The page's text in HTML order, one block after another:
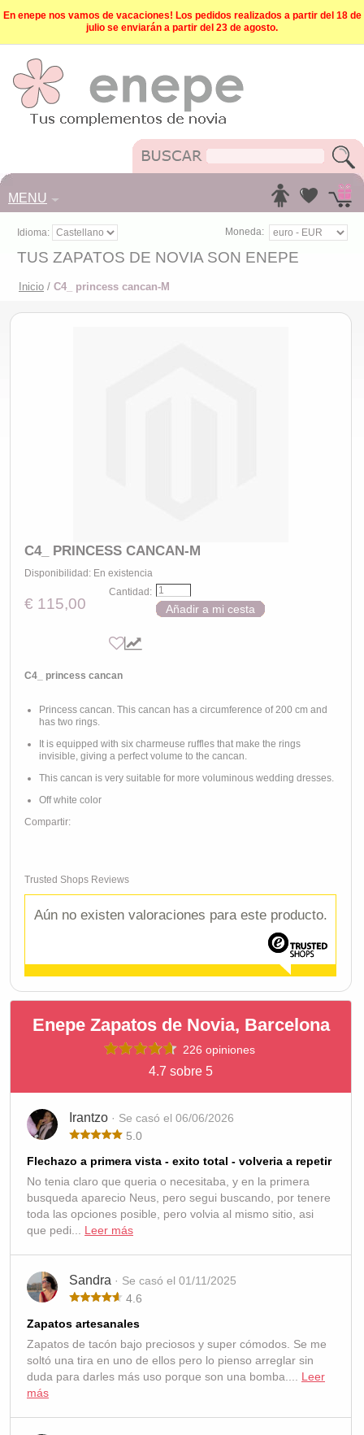
En enepe nos vamos de vacaciones! Los pedidos realizados a partir del 18 de
julio se enviarán a partir del 23 de agosto.
MENU
Idioma: Moneda:
TUS ZAPATOS DE NOVIA SON ENEPE
Inicio / C4_ princess cancan-M
C4_ PRINCESS CANCAN-M
Disponibilidad: En existencia
€ 115,00
Cantidad:
Añadir a mi cesta
C4_ princess cancan
Princess cancan. This cancan has a circumference of 200 cm and
has two rings.
It is equipped with six charmeuse ruffles that make the rings
invisible, giving a perfect volume to the cancan.
This cancan is very suitable for more voluminous wedding dresses.
Off white color
Compartir:
Trusted Shops Reviews
Aún no existen valoraciones para este producto.
Enepe Zapatos de Novia, Barcelona
226 opiniones
4.7 sobre 5
Irantzo · Se casó el 06/06/2026
5.0
Flechazo a primera vista - exito total - volveria a repetir
No tenia claro que queria o necesitaba, y en la primera
busqueda aparecio Neus, pero segui buscando, por tenere
toda las opciones posible, pero volvia al mismo sitio, asi
que pedi... Leer más
Sandra · Se casó el 01/11/2025
4.6
Zapatos artesanales
Zapatos de tacón bajo preciosos y super cómodos. Se me
soltó una tira en uno de ellos pero lo pienso arreglar sin
duda para darles más uso porque son una bomba.... Leer
más